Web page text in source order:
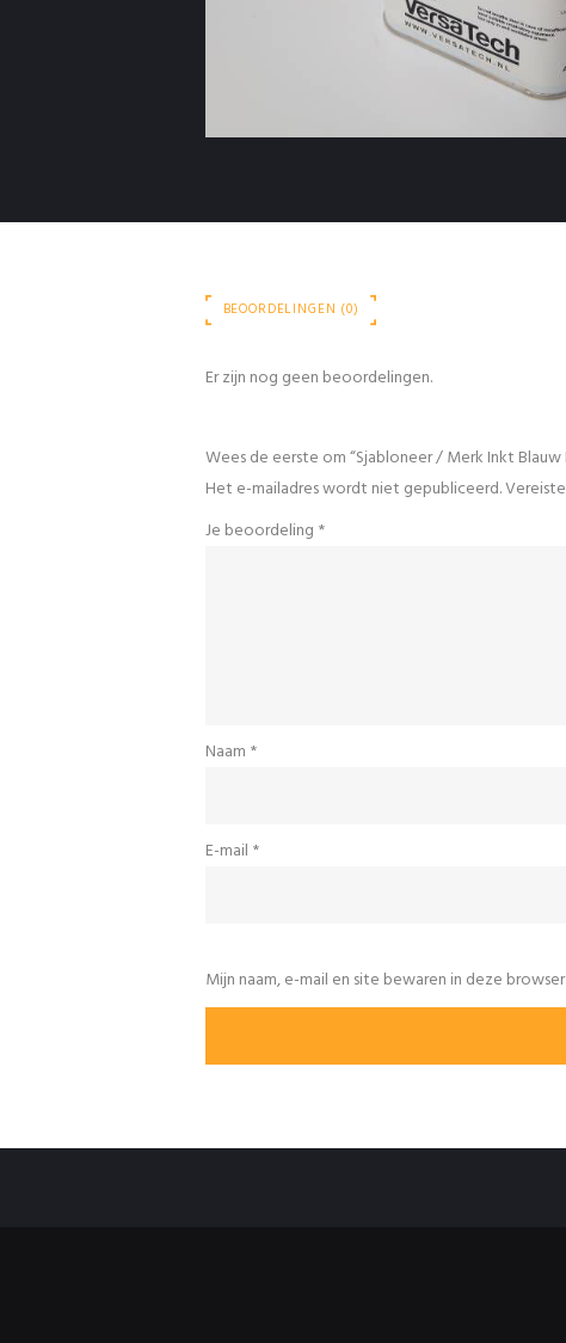
BEOORDELINGEN (0)
Er zijn nog geen beoordelingen.
Wees de eerste om “Sjabloneer / Merk Inkt
Het e-mailadres wordt niet gepubliceerd.
Je beoordeling *
Naam *
E-mail *
Mijn naam, e-mail en site bewaren in deze